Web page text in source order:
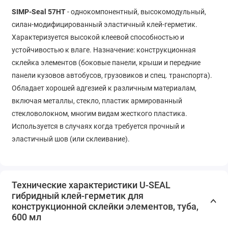
SIMP-Seal 57HT- однокомпонентный, высокомодульный,
силан-модифицированный эластичный клей-герметик.
Характеризуется высокой клеевой способностью и
устойчивостью к влаге. Назначение: конструкционная
склейка элементов (боковые панели, крыши и передние
панели кузовов автобусов, грузовиков и спец. транспорта).
Обладает хорошей адгезией к различным материалам,
включая металлы, стекло, пластик армированный
стекловолокном, многим видам жесткого пластика.
Используется в случаях когда требуется прочный и
эластичный шов (или склеивание).
Технические характеристики U-SEAL
гибридный клей-герметик для
конструкционной склейки элементов, туба,
600 мл